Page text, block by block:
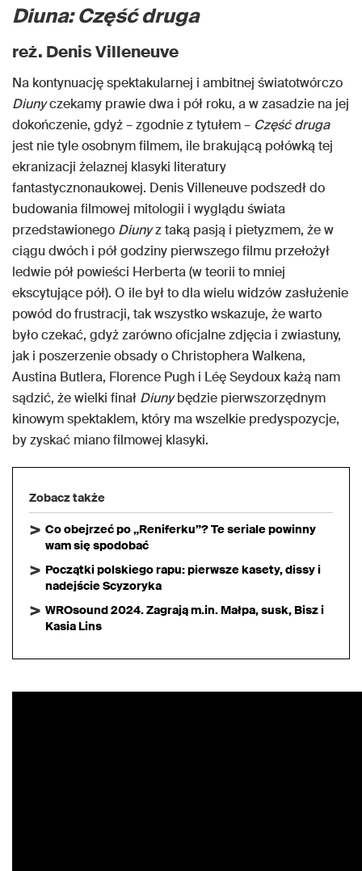
Diuna: Część druga
reż. Denis Villeneuve
Na kontynuację spektakularnej i ambitnej światotwórczo
Diunyczekamy prawie dwa i pół roku, a w zasadzie na jej
dokończenie, gdyż – zgodnie z tytułem – Część druga
jest nie tyle osobnym filmem, ile brakującą połówką tej
ekranizacji żelaznej klasyki literatury
fantastycznonaukowej. Denis Villeneuve podszedł do
budowania filmowej mitologii i wyglądu świata
przedstawionego Diunyz taką pasją i pietyzmem, że w
ciągu dwóch i pół godziny pierwszego filmu przełożył
ledwie pół powieści Herberta (w teorii to mniej
ekscytujące pół). O ile był to dla wielu widzów zasłużenie
powód do frustracji, tak wszystko wskazuje, że warto
było czekać, gdyż zarówno oficjalne zdjęcia i zwiastuny,
jak i poszerzenie obsady o Christophera Walkena,
Austina Butlera, Florence Pugh i Léę Seydoux każą nam
sądzić, że wielki finał Diunybędzie pierwszorzędnym
kinowym spektaklem, który ma wszelkie predyspozycje,
by zyskać miano filmowej klasyki.
Zobacz także
Co obejrzeć po „Reniferku”? Te seriale powinny
wam się spodobać
Początki polskiego rapu: pierwsze kasety, dissy i
nadejście Scyzoryka
WROsound 2024. Zagrają m.in. Małpa, susk, Bisz i
Kasia Lins